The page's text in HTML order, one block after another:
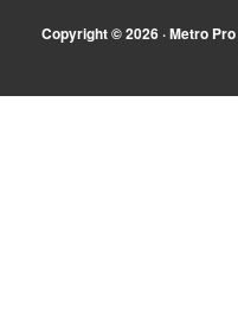
Copyright © 2026 ·Metro Pro